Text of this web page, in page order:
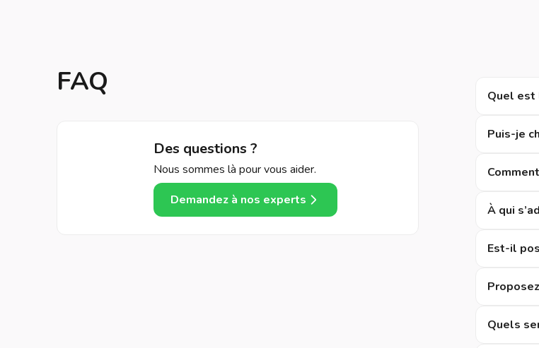
FAQ
Des questions ?
Nous sommes là pour vous aider.
Demandez à nos experts
Quel est
Puis-je
À qui
Est-il
Quels